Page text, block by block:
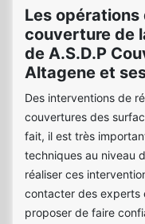
Les opérations
couverture de
de A.S.D.P
Altagene et
Des interventions de
couvertures des
fait, il est très
techniques au niveau
réaliser ces
contacter des experts
proposer de faire